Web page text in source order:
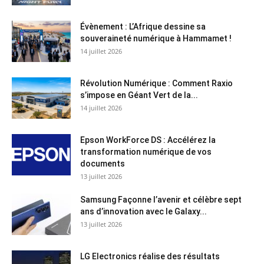
Évènement : L’Afrique dessine sa
souveraineté numérique à Hammamet !
14 juillet 2026
Révolution Numérique : Comment Raxio
s’impose en Géant Vert de la...
14 juillet 2026
Epson WorkForce DS : Accélérez la
transformation numérique de vos
documents
13 juillet 2026
Samsung Façonne l’avenir et célèbre sept
ans d’innovation avec le Galaxy...
13 juillet 2026
LG Electronics réalise des résultats